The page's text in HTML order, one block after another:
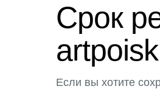
Срок
Если вы хотите